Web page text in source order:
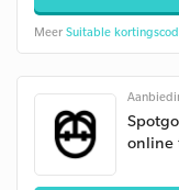
Meer Suitable
online